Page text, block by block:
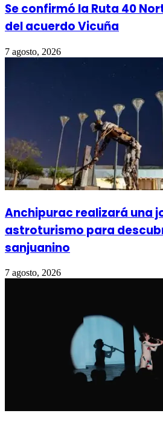
Se confirmó la Ruta 40
del acuerdo Vicuña
7 agosto, 2026
Anchipurac realizará una
astroturismo para
sanjuanino
7 agosto, 2026